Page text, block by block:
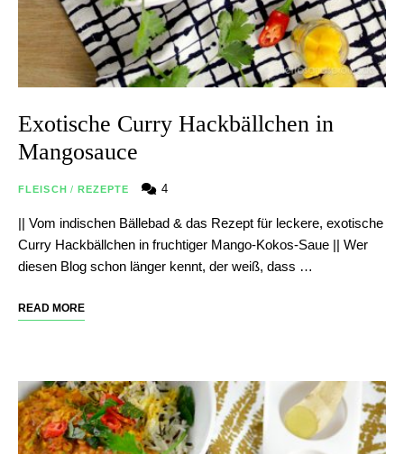
Exotische Curry Hackbällchen in
Mangosauce
FLEISCH / REZEPTE 4
|| Vom indischen Bällebad & das Rezept für leckere, exotische
Curry Hackbällchen in fruchtiger Mango-Kokos-Saue || Wer
diesen Blog schon länger kennt, der weiß, dass …
READ MORE